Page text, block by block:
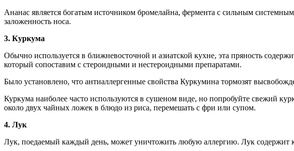
Ананас является богатым источником бромелайна, фермента с сильным
заложенность носа.
3. Куркума
Обычно используется в ближневосточной и азиатской кухне, эта пряность
который сопоставим с стероидными и нестероидными препаратами.
Было установлено, что антиаллергенные свойства Куркумина тормозят
Куркума наиболее часто используются в сушеном виде, но попробуйте свежий
около двух чайных ложек в блюдо из риса, перемешать с фри или супом.
4. Лук
Лук, поедаемый каждый день, может уничтожить любую аллергию. Лук содержит